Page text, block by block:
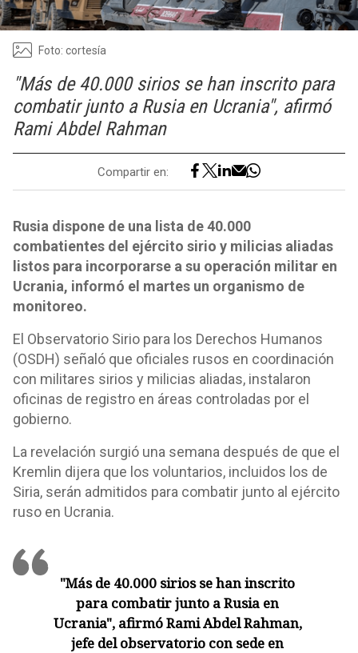
Foto: cortesía
"Más de 40.000 sirios se han inscrito para
combatir junto a Rusia en Ucrania", afirmó
Rami Abdel Rahman
Compartir en:
Rusia dispone de una lista de 40.000
combatientes del ejército sirio y milicias aliadas
listos para incorporarse a su operación militar en
Ucrania, informó el martes un organismo de
monitoreo.
El Observatorio Sirio para los Derechos Humanos
(OSDH) señaló que oficiales rusos en coordinación
con militares sirios y milicias aliadas, instalaron
oficinas de registro en áreas controladas por el
gobierno.
La revelación surgió una semana después de que el
Kremlin dijera que los voluntarios, incluidos los de
Siria, serán admitidos para combatir junto al ejército
ruso en Ucrania.
"Más de 40.000 sirios se han inscrito
para combatir junto a Rusia en
Ucrania", afirmó Rami Abdel Rahman,
jefe del observatorio con sede en